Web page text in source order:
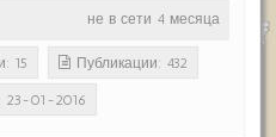
не в сети 4 месяца
15 Публикации: 432
23-01-2016